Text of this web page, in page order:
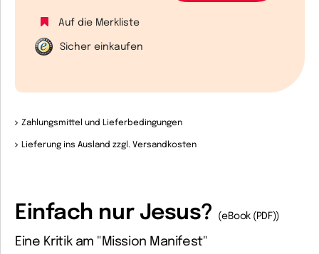
Auf die Merkliste
Sicher einkaufen
Zahlungsmittel und Lieferbedingungen
Lieferung ins Ausland zzgl. Versandkosten
Einfach nur Jesus? (eBook (PDF))
Eine Kritik am "Mission Manifest"